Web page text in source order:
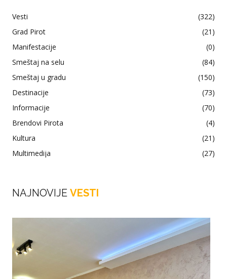
Vesti
(322)
Grad Pirot
(21)
Manifestacije
(0)
Smeštaj na selu
(84)
Smeštaj u gradu
(150)
Destinacije
(73)
Informacije
(70)
Brendovi Pirota
(4)
Kultura
(21)
Multimedija
(27)
NAJNOVIJE VESTI